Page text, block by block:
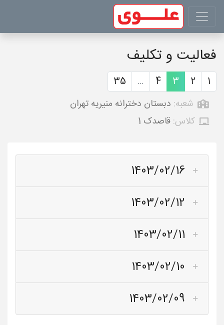
فعالیت و تکلیف
1
2
3
4
...
35
شعبه: دبستان دخترانه منیریه تهران
کلاس: قاصدک 1
1403/02/16
1403/02/12
1403/02/11
1403/02/10
1403/02/09